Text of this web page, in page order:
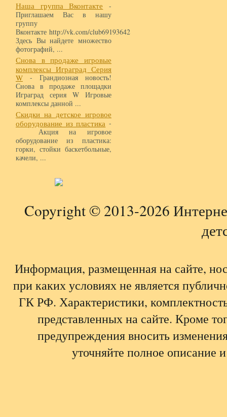
Наша группа Вконтакте -
Приглашаем Вас в нашу
группу
Вконтакте http://vk.com/club69193642
Здесь Вы найдете множество
фотографий, ...
Снова в продаже игровые
комплексы Играград Серия
W - Грандиозная новость!
Снова в продаже площадки
Играград серия W Игровые
комплексы данной ...
Скидки на детское игровое
оборудование из пластика -
Акция на игровое
оборудование из пластика:
горки, стойки баскетбольные,
качели, ...
Copyright © 2013-2026
Информация, размещенная на сайте,
при каких условиях не является
ГК РФ. Характеристики,
представленных на сайте. Кроме
предупреждения вносить
уточняйте полное описание